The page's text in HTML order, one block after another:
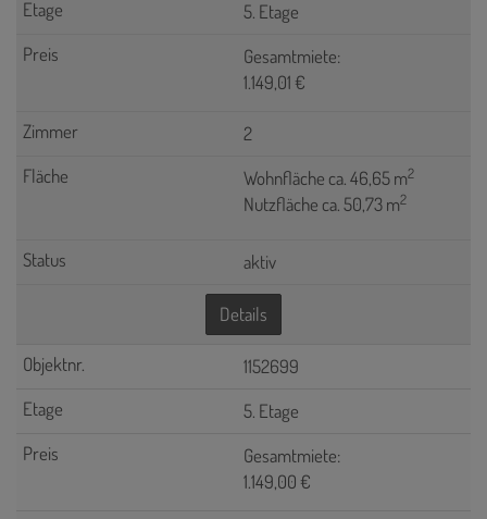
5. Etage
Gesamtmiete:
1.149,01 €
2
Wohnfläche ca. 46,65 m2
Nutzfläche ca. 50,73 m2
aktiv
Details
1152699
5. Etage
Gesamtmiete:
1.149,00 €